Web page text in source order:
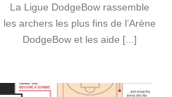
La Ligue DodgeBow rassemble
les archers les plus fins de l’Arène
DodgeBow et les aide [...]